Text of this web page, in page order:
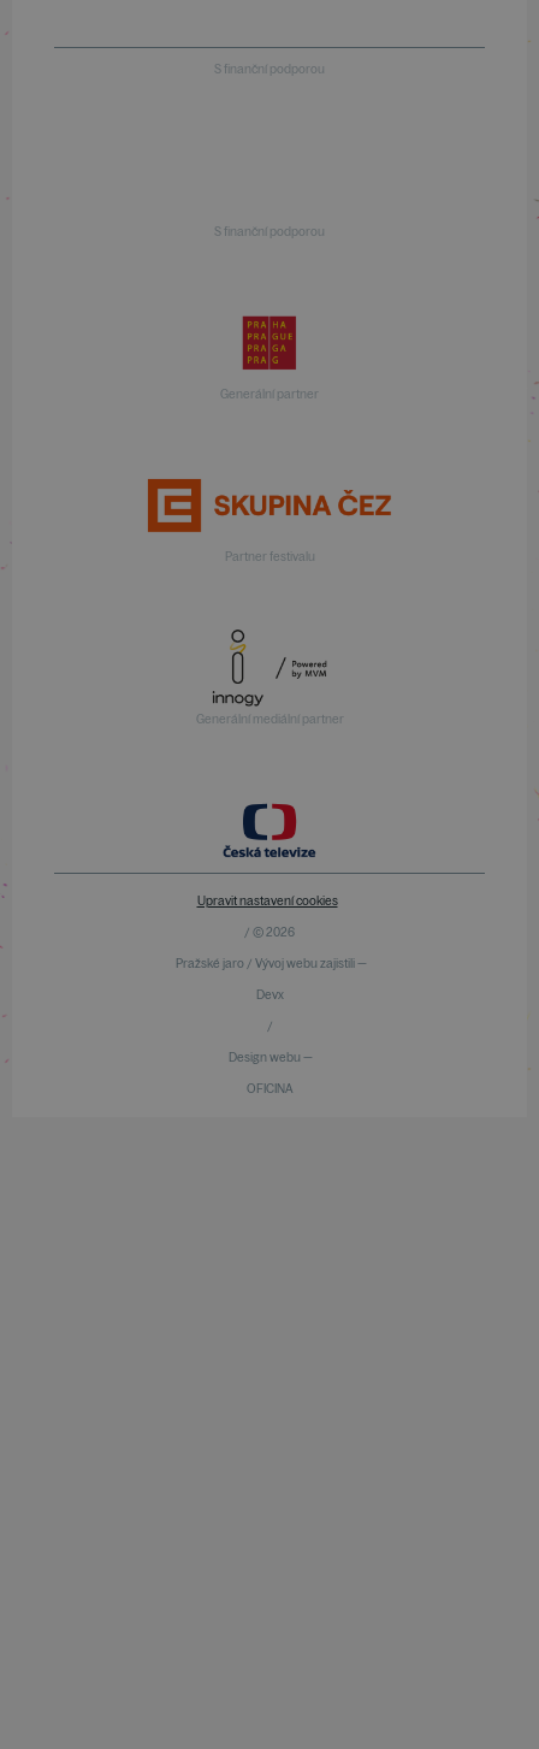
S finanční podporou
S finanční podporou
Generální partner
Partner festivalu
Generální mediální partner
Upravit nastavení cookies
/ © 2026
Pražské jaro / Vývoj webu zajistili —
Devx
/
Design webu —
OFICINA